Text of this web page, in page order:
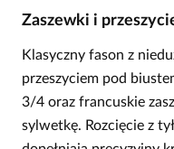
Zaszewki i
Klasyczny fason z
przeszyciem pod
3/4 oraz francuskie
sylwetkę. Rozcięcie z